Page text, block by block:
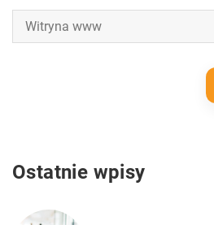
Ostatnie wpisy